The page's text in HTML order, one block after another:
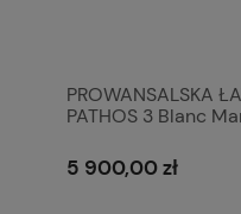
PROWANSALSKA
PATHOS 3 Blanc
5 900,00 zł